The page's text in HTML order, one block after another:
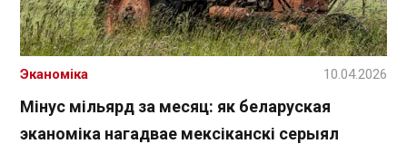
Мінус мільярд за месяц: як беларуская
эканоміка нагадвае мексіканскі серыял
Эканоміка 10.04.2026